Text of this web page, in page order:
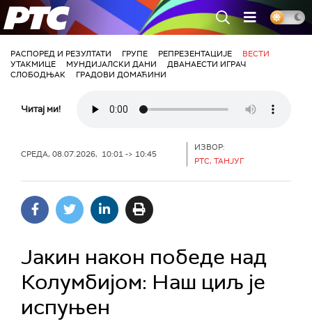
РТС
РАСПОРЕД И РЕЗУЛТАТИ ГРУПЕ РЕПРЕЗЕНТАЦИЈЕ
ВЕСТИ
УТАКМИЦЕ
МУНДИЈАЛСКИ ДАНИ
ДВАНАЕСТИ ИГРАЧ
СЛОБОДЊАК
ГРАДОВИ ДОМАЋИНИ
Читај ми!
СРЕДА, 08.07.2026, 10:01 -> 10:45
ИЗВОР:
РТС, ТАНЈУГ
Јакин након победе над
Колумбијом: Наш циљ је
испуњен